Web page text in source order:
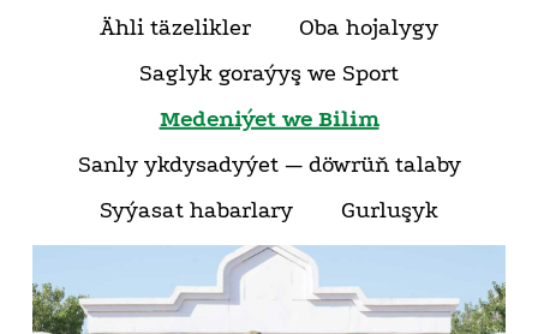
Ähli täzelikler
Oba hojalygy
Saglyk goraýyş we Sport
Medeniýet we Bilim
Sanly ykdysadyýet — döwrüň talaby
Syýasat habarlary
Gurluşyk